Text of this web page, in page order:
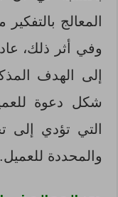
المعالج
وفي أثر ذلك،
إلى الهدف
شكل دعوة
التي تؤدي إلى
والمحددة للعميل.